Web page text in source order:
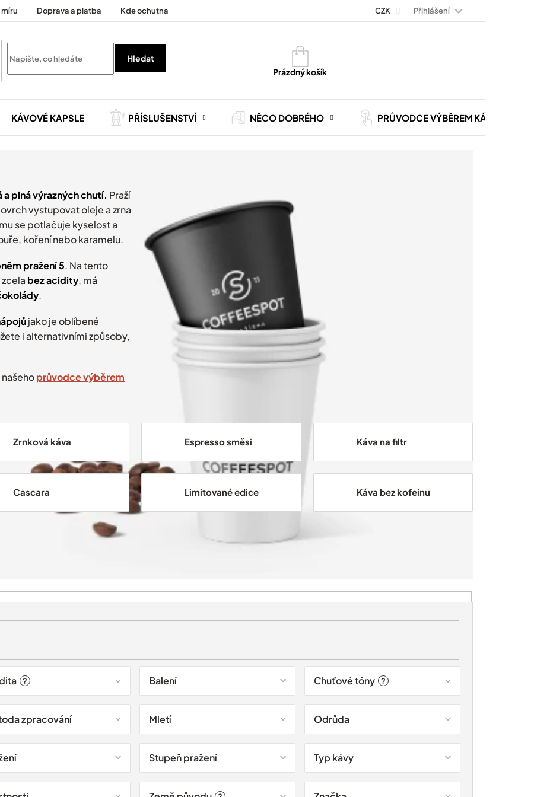
míru Doprava a platba Kde ochutnat Kontakt Kariéra
CZK Přihlášení
Hledat
Nákupní
košík
Prázdný košík
KÁVOVÉ KAPSLE PŘÍSLUŠENSTVÍ NĚCO DOBRÉHO PRŮVODCE VÝBĚREM KÁVY
plná výrazných chutí. Praží
vystupovat oleje a zrna
se potlačuje kyselost a
koření nebo karamelu.
pražení 5. Na tento
zcela bez acidity, má
.
jako je oblíbené
i alternativními způsoby,
průvodce výběrem
Zrnková káva Espresso směsi Káva na filtr
Cascara Limitované edice Káva bez kofeinu
? Balení Chuťové tóny ?
zpracování Mletí Odrůda
Stupeň pražení Typ kávy